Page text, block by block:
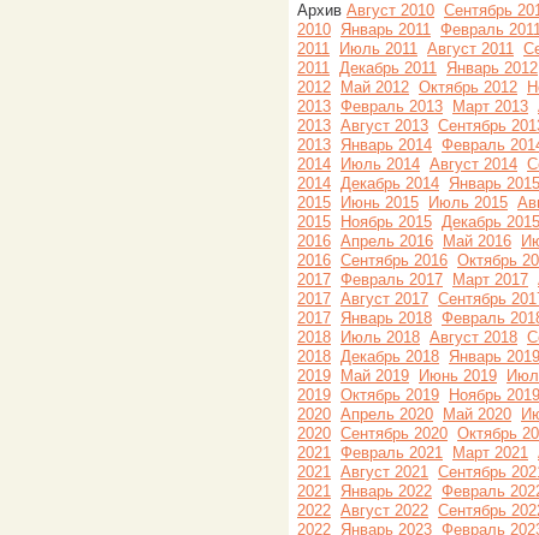
Архив Август 2010 Сентябрь
2010 Январь 2011 Февраль
2011
Июль 2011 Август 2011
2011 Декабрь 2011 Январь 2012
2012
Май 2012 Октябрь 2012
2013 Февраль 2013 Март 2013
2013 Август 2013 Сентябрь
2013 Январь 2014 Февраль
2014
Июль 2014 Август 2014
2014 Декабрь 2014 Январь 2015
2015
Июнь 2015 Июль 2015
2015
Ноябрь 2015 Декабрь 2015
2016 Апрель 2016 Май 2016
2016 Сентябрь 2016 Октябрь
2017 Февраль 2017 Март 2017
2017 Август 2017 Сентябрь
2017 Январь 2018 Февраль
2018
Июль 2018 Август 2018
2018 Декабрь 2018 Январь 2019
2019
Май 2019 Июнь 2019
2019 Октябрь 2019
Ноябрь 2019
2020 Апрель 2020 Май 2020
2020 Сентябрь 2020 Октябрь
2021 Февраль 2021 Март 2021
2021 Август 2021 Сентябрь
2021 Январь 2022 Февраль
2022 Август 2022 Сентябрь
2022 Январь 2023 Февраль